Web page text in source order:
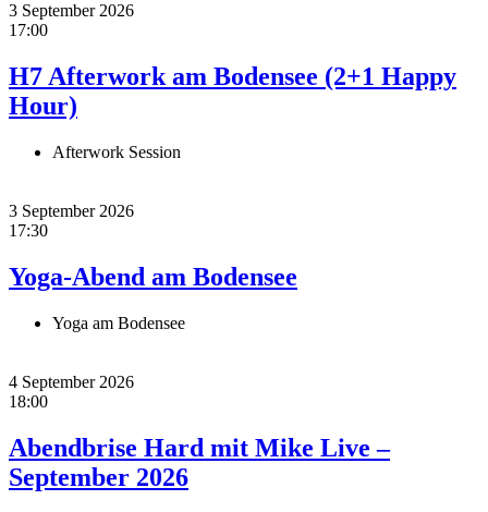
3 September 2026
17:00
H7 Afterwork am Bodensee (2+1 Happy
Hour)
Afterwork Session
3 September 2026
17:30
Yoga-Abend am Bodensee
Yoga am Bodensee
4 September 2026
18:00
Abendbrise Hard mit Mike Live –
September 2026